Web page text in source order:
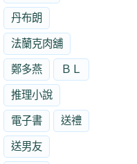
丹布朗
法蘭克肉舖
鄭多燕 ＢＬ
推理小說
電子書 送禮
送男友